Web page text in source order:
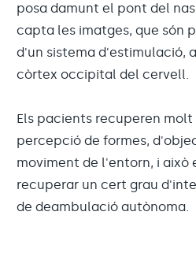
posa damunt el pont del
capta les imatges, que són
d'un sistema d'estimulació,
còrtex occipital del cervell.
Els pacients recuperen
percepció de formes,
moviment de l'entorn, i això
recuperar un cert grau
de deambulació autònoma.